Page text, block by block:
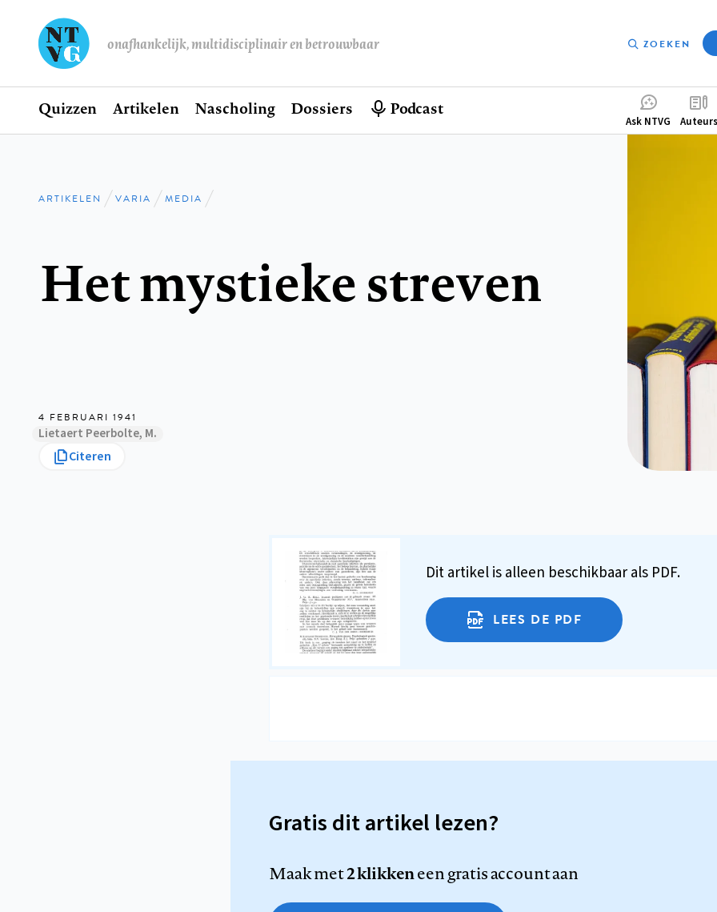
onafhankelijk, multidisciplinair en betrouwbaar ZOEKEN
Hoofdnavigatie
Home
Quizzen Artikelen Nascholing Dossiers Podcast
Ask NTVG Auteurs
Kruimelpad
ARTIKELEN VARIA MEDIA
Het mystieke streven
4 FEBRUARI 1941
Lietaert Peerbolte, M.
Citeren
Dit artikel is alleen beschikbaar als PDF.
LEES DE PDF
Gratis dit artikel lezen?
Maak met2 klikkeneen gratis account aan